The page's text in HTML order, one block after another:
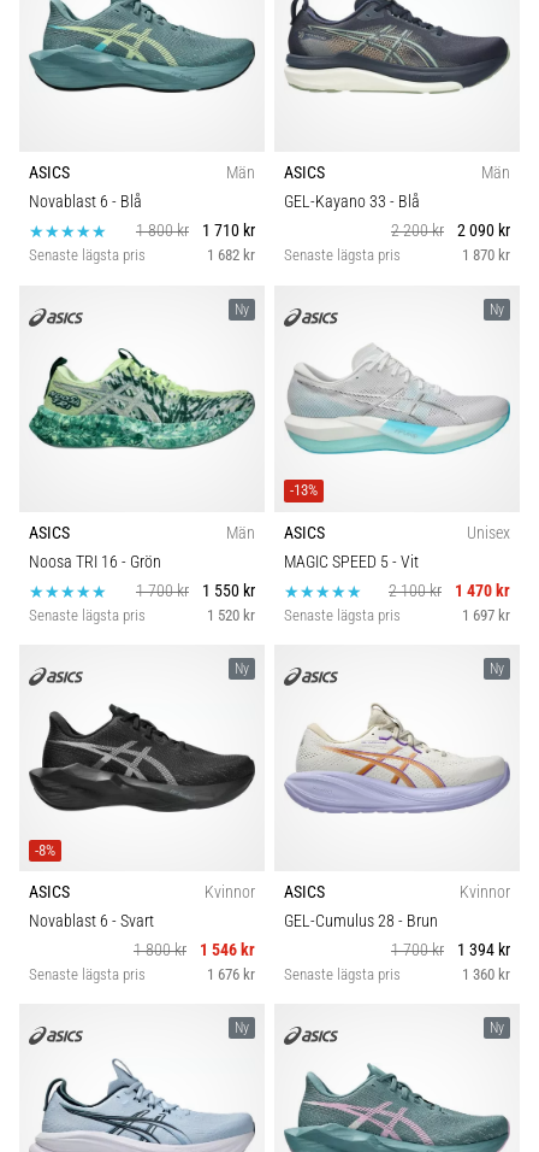
ASICS
Män
Novablast 6 - Blå
1 800 kr
1 710 kr
Senaste lägsta pris 1 682 kr
ASICS
Män
GEL-Kayano 33 - Blå
2 200 kr
2 090 kr
Senaste lägsta pris 1 870 kr
Ny
ASICS
Män
Noosa TRI 16 - Grön
1 700 kr
1 550 kr
Senaste lägsta pris 1 520 kr
Ny
-13%
ASICS
Unisex
MAGIC SPEED 5- Vit
2 100 kr
1 470 kr
Senaste lägsta pris 1 697 kr
Ny
-8%
ASICS
Kvinnor
Novablast 6 - Svart
1 800 kr
1 546 kr
Senaste lägsta pris 1 676 kr
Ny
ASICS
Kvinnor
GEL-Cumulus 28 - Brun
1 700 kr
1 394 kr
Senaste lägsta pris 1 360 kr
Ny Ny